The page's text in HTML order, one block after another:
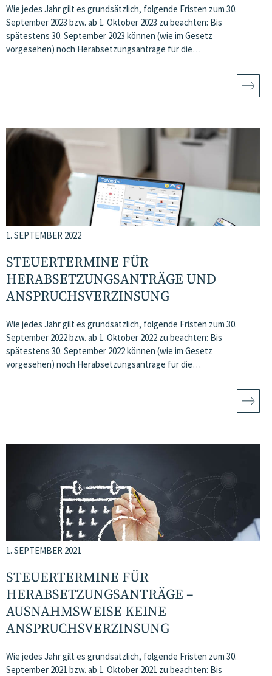
Wie jedes Jahr gilt es grundsätzlich, folgende Fristen zum 30.
September 2023 bzw. ab 1. Oktober 2023 zu beachten: Bis
spätestens 30. September 2023 können (wie im Gesetz
vorgesehen) noch Herabsetzungsanträge für die…
1. SEPTEMBER 2022
STEUERTERMINE FÜR
HERABSETZUNGSANTRÄGE UND
ANSPRUCHSVERZINSUNG
Wie jedes Jahr gilt es grundsätzlich, folgende Fristen zum 30.
September 2022 bzw. ab 1. Oktober 2022 zu beachten: Bis
spätestens 30. September 2022 können (wie im Gesetz
vorgesehen) noch Herabsetzungsanträge für die…
1. SEPTEMBER 2021
STEUERTERMINE FÜR
HERABSETZUNGSANTRÄGE –
AUSNAHMSWEISE KEINE
ANSPRUCHSVERZINSUNG
Wie jedes Jahr gilt es grundsätzlich, folgende Fristen zum 30.
September 2021 bzw. ab 1. Oktober 2021 zu beachten: Bis